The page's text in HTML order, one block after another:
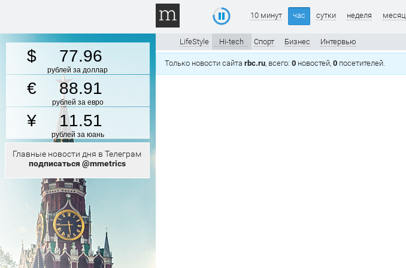
77.96
рублей за доллар
88.91
рублей за евро
11.51
рублей за юань
Главные новости дня в Телеграм
подписаться @mmetrics
10 минут час сутки неделя месяц
LifeStyle Hi-tech Спорт Бизнес Интервью
Только новости сайта rbc.ru, всего: 0 новостей, 0 посетителей.